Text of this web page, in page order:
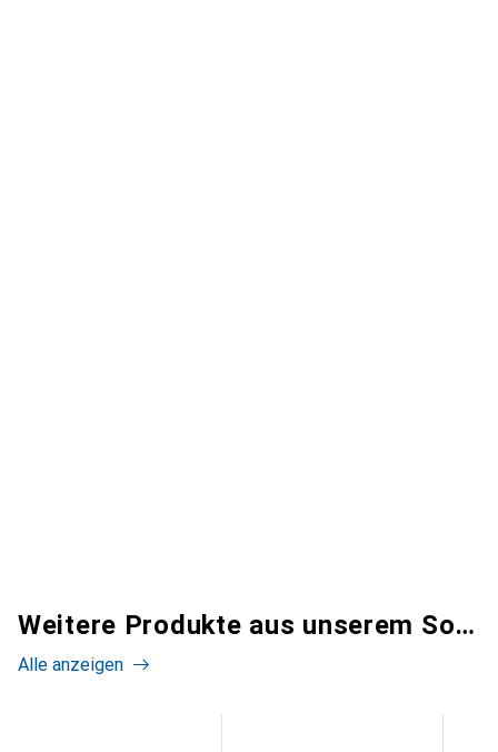
Weitere Produkte aus unserem Sortiment
Alle anzeigen